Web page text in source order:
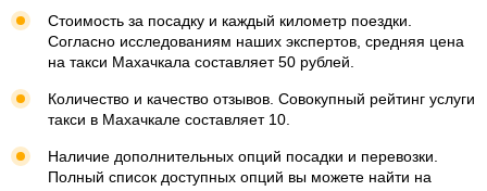
Стоимость за посадку и каждый километр поездки.
Согласно исследованиям наших экспертов, средняя цена
на такси Махачкала составляет 50 рублей.
Количество и качество отзывов. Совокупный рейтинг услуги
такси в Махачкале составляет 10.
Наличие дополнительных опций посадки и перевозки.
Полный список доступных опций вы можете найти на